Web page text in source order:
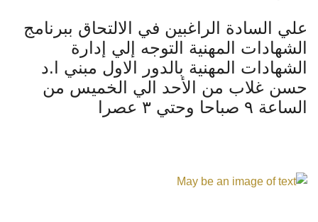
علي السادة الراغبين في الالتحاق ببرنامج
الشهادات المهنية التوجه إلي إدارة
الشهادات المهنية بالدور الاول مبني ا.د
حسن غلاب من الأحد الي الخميس من
الساعة ٩ صباحا وحتي ٣ عصرا